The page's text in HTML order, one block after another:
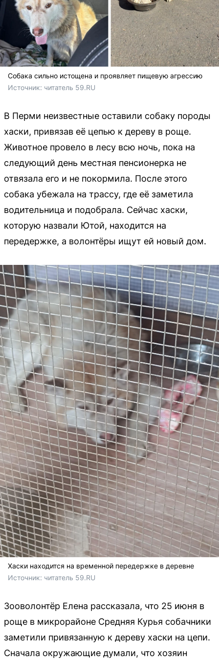
Собака сильно истощена и проявляет пищевую агрессию
Источник: читатель 59.RU
В Перми неизвестные оставили собаку породы
хаски, привязав её цепью к дереву в роще.
Животное провело в лесу всю ночь, пока на
следующий день местная пенсионерка не
отвязала его и не покормила. После этого
собака убежала на трассу, где её заметила
водительница и подобрала. Сейчас хаски,
которую назвали Ютой, находится на
передержке, а волонтёры ищут ей новый дом.
Хаски находится на временной передержке в деревне
Источник: читатель 59.RU
Зооволонтёр Елена рассказала, что 25 июня в
роще в микрорайоне Средняя Курья собачники
заметили привязанную к дереву хаски на цепи.
Сначала окружающие думали, что хозяин